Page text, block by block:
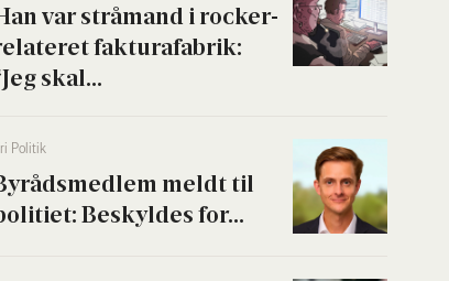
var strå­mand i rock­er­
fak­tura­fa­brik:
skal...
Poli­tik
meldt til
Beskyl­des for...